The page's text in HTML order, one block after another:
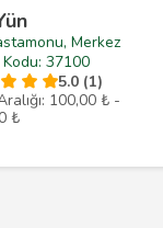
Merkez
37100
5.0 (1)
100,00 ₺ -
₺